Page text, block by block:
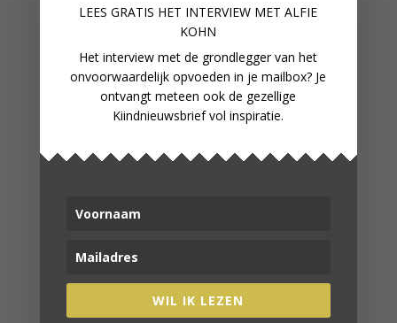
LEES GRATIS HET INTERVIEW MET ALFIE
KOHN
Het interview met de grondlegger van het
onvoorwaardelijk opvoeden in je mailbox? Je
ontvangt meteen ook de gezellige
Kiindnieuwsbrief vol inspiratie.
WIL IK LEZEN